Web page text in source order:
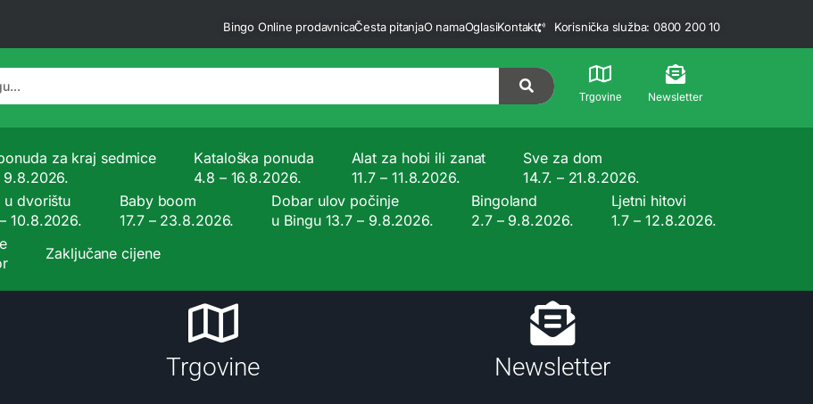
Bingo Online prodavnicaČesta pitanjaO namaOglasiKontakt Korisnička služba: 0800 200 10
Trgovine Newsletter
za kraj sedmice
9.8.2026.
Kataloška ponuda
4.8 – 16.8.2026.
Alat za hobi ili zanat
11.7 – 11.8.2026.
Sve za dom
14.7. – 21.8.2026.
u dvorištu
10.8.2026.
Baby boom
17.7 – 23.8.2026.
Dobar ulov počinje
u Bingu 13.7 – 9.8.2026.
Bingoland
2.7 – 9.8.2026.
Ljetni hitovi
1.7 – 12.8.2026.
Zaključane cijene
Trgovine Newsletter